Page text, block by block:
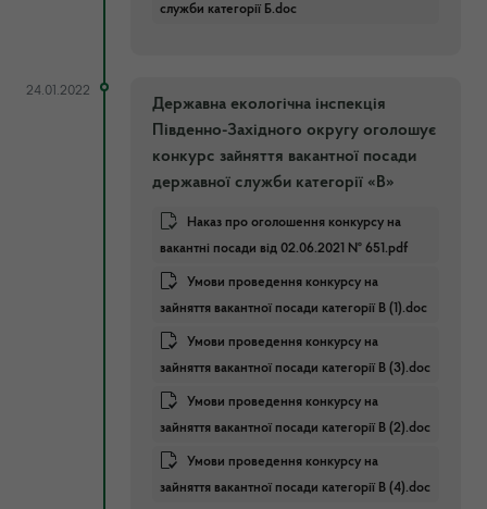
служби категорії Б.doc
24.01.2022
Державна екологічна інспекція
Південно-Західного округу оголошує
конкурс зайняття вакантної посади
державної служби категорії «В»
Наказ про оголошення конкурсу на
вакантні посади від 02.06.2021 № 651.pdf
Умови проведення конкурсу на
зайняття вакантної посади категорії В (1).doc
Умови проведення конкурсу на
зайняття вакантної посади категорії В (3).doc
Умови проведення конкурсу на
зайняття вакантної посади категорії В (2).doc
Умови проведення конкурсу на
зайняття вакантної посади категорії В (4).doc